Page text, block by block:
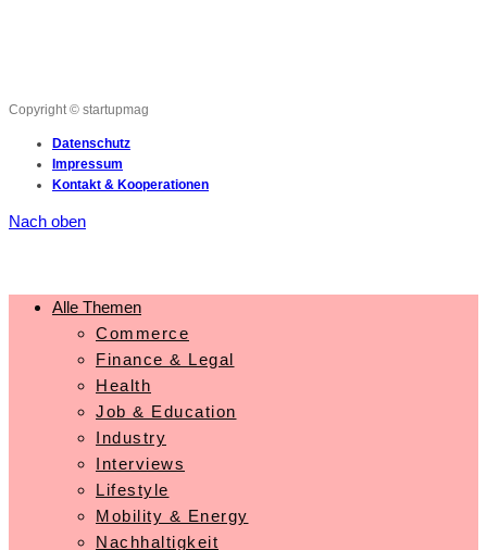
Copyright © startupmag
Datenschutz
Impressum
Kontakt & Kooperationen
Nach oben
Alle Themen
Commerce
Finance & Legal
Health
Job & Education
Industry
Interviews
Lifestyle
Mobility & Energy
Nachhaltigkeit